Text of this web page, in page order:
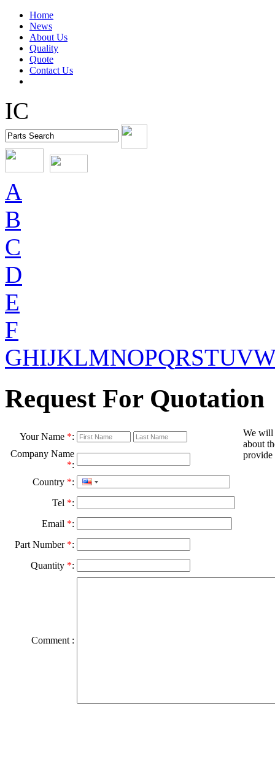
Home
News
About Us
Quality
Quote
Contact Us
IC
A
B
C
D
E
F
GHIJKLMNOPQRSTUV
Request For Quotation
Your Name *:
We will
about
provide
Company Name
*:
Country *:
Tel *:
Email *:
Part Number *:
Quantity *:
Comment :